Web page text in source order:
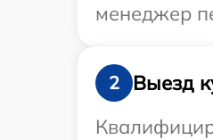
менеджер
2
Выезд